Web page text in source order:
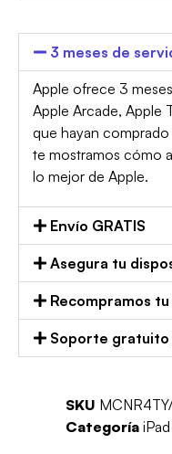
3 meses de
Apple ofrece 3
Apple Arcade, Apple
que hayan
te mostramos cómo
lo mejor de Apple.
Envío GRATIS
Asegura tu
Recompramos
Soporte gratuito
SKU
Categoría